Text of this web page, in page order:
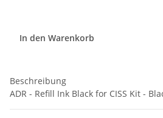
In den Warenkorb
Beschreibung
ADR - Refill Ink Black for CISS Kit -